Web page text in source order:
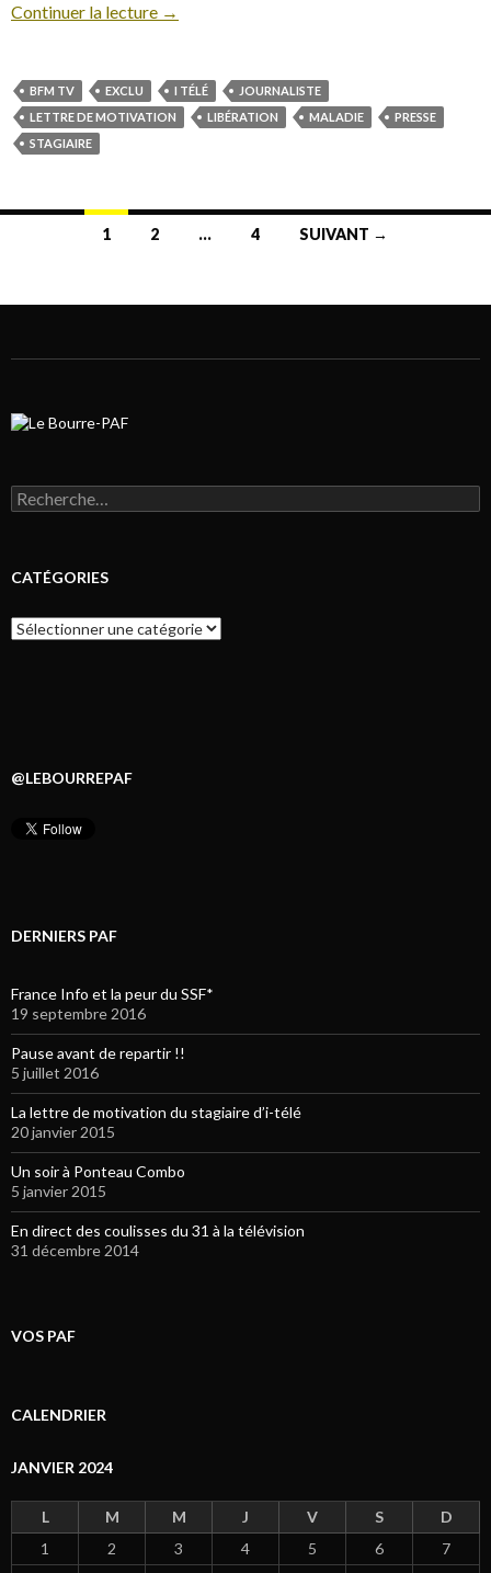
Continuer la lecture →
BFM TV EXCLU I TÉLÉ
JOURNALISTE
LETTRE DE MOTIVATION
LIBÉRATION MALADIE
PRESSE
STAGIAIRE
1 2 … 4 SUIVANT →
Rechercher :
CATÉGORIES
Catégories
@LEBOURREPAF
DERNIERS PAF
France Info et la peur du SSF*
19 septembre 2016
Pause avant de repartir !!
5 juillet 2016
La lettre de motivation du stagiaire d’i-télé
20 janvier 2015
Un soir à Ponteau Combo
5 janvier 2015
En direct des coulisses du 31 à la télévision
31 décembre 2014
VOS PAF
CALENDRIER
JANVIER 2024
L M M J V S
D
1
2 3 4 5 6
7